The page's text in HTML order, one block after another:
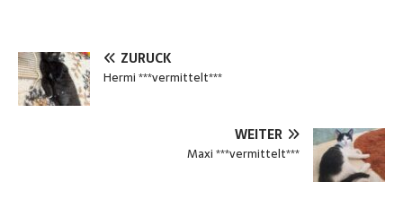
ZURÜCK
Hermi ***vermittelt***
WEITER
Maxi ***vermittelt***